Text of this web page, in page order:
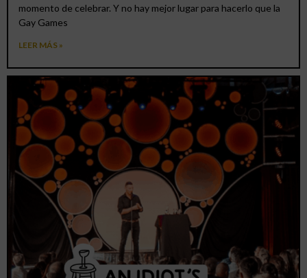
momento de celebrar. Y no hay mejor lugar para hacerlo que la
Gay Games
LEER MÁS »